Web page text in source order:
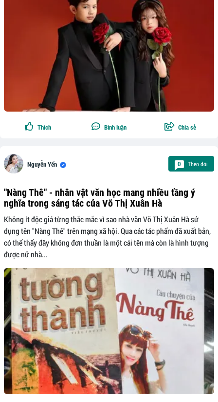
Thích Bình luận Chia sẻ
Nguyễn Yến 0 Theo dõi
"Nàng Thê" - nhân vật văn học mang nhiều tầng ý
nghĩa trong sáng tác của Võ Thị Xuân Hà
Không ít độc giả từng thắc mắc vì sao nhà văn Võ Thị Xuân Hà sử
dụng tên "Nàng Thê" trên mạng xã hội. Qua các tác phẩm đã xuất bản,
có thể thấy đây không đơn thuần là một cái tên mà còn là hình tượng
được nữ nhà...